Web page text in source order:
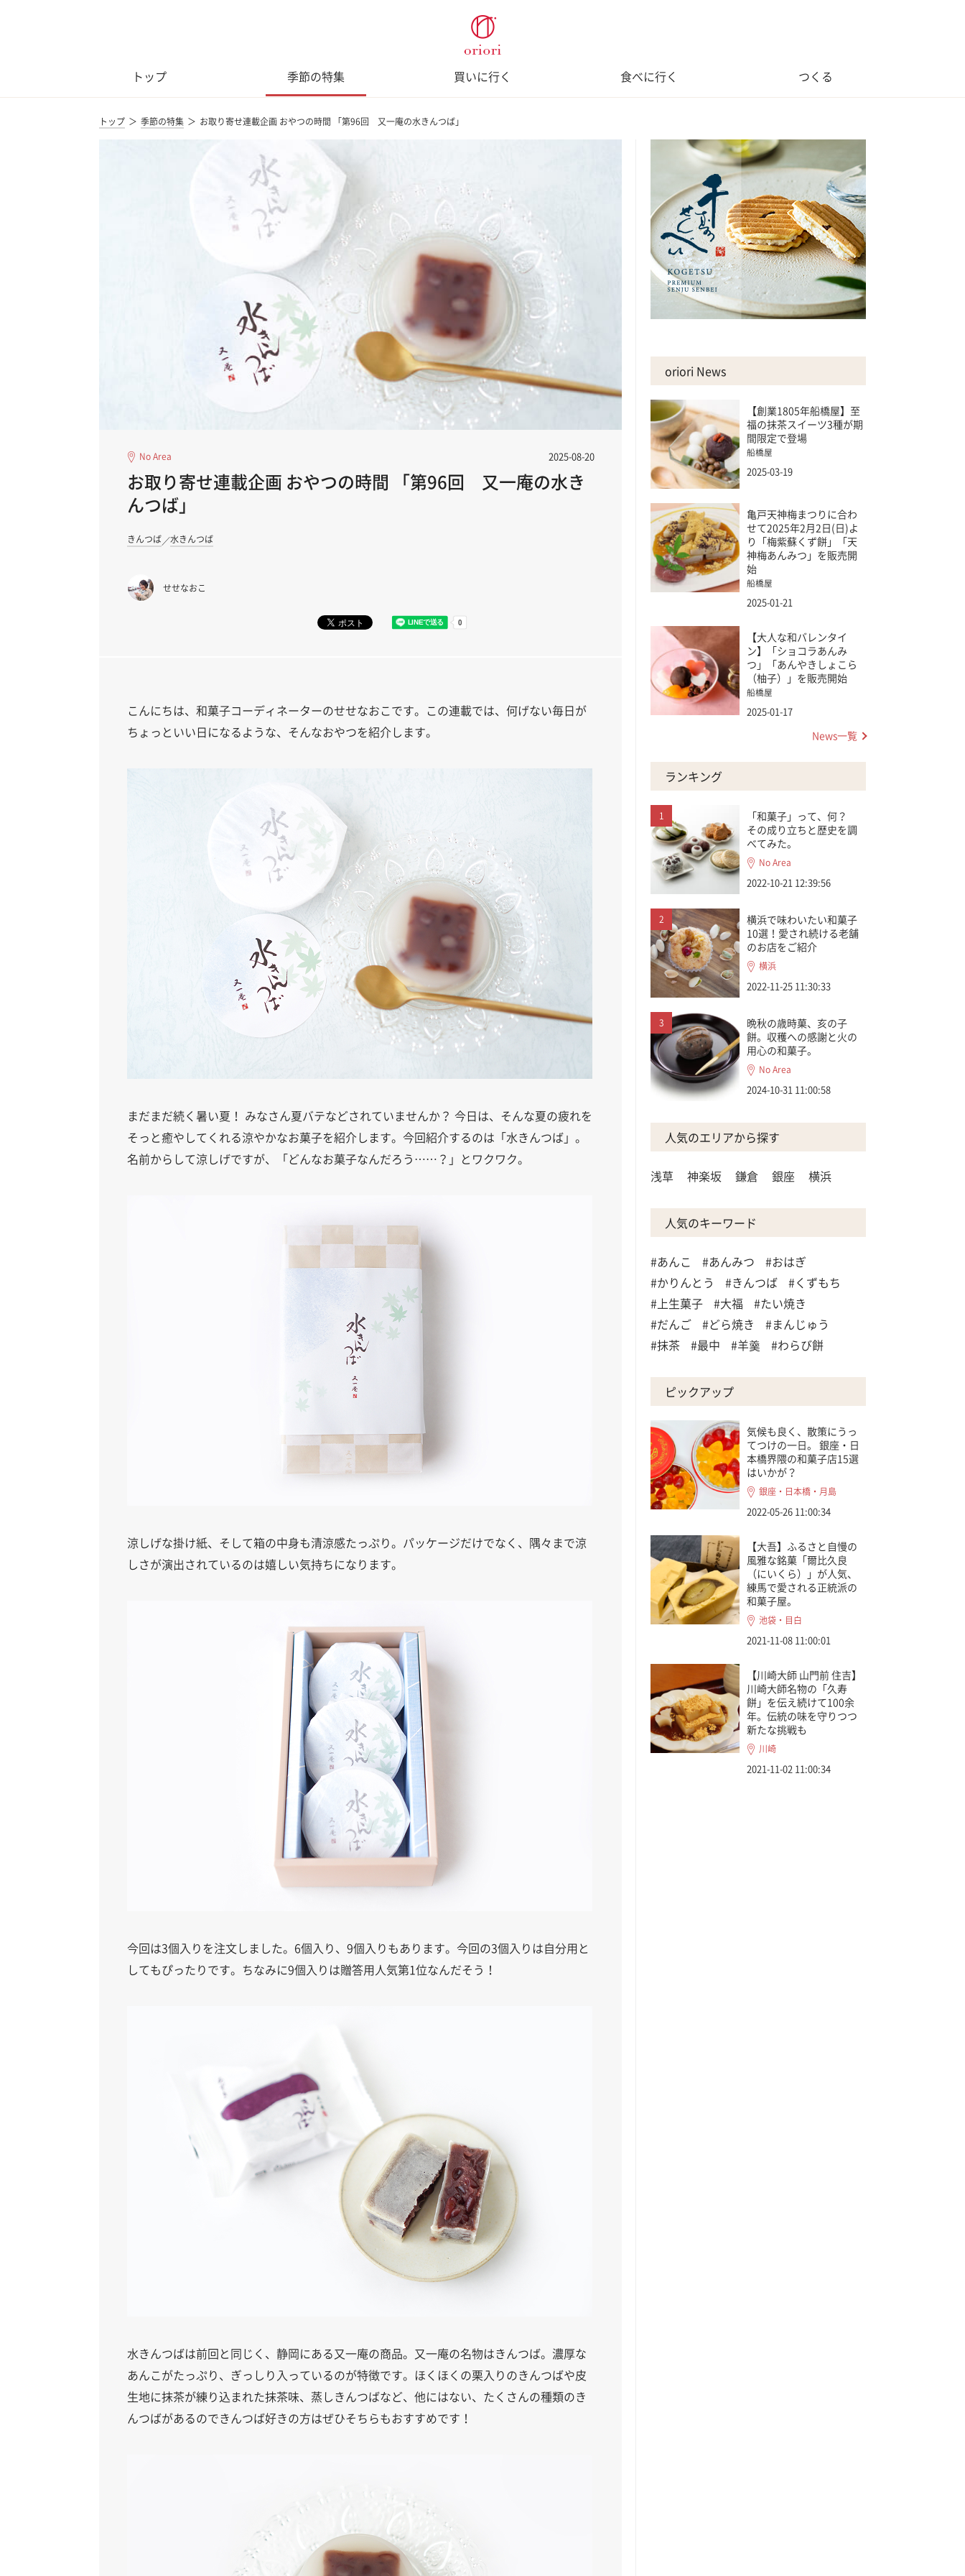
トップ 季節の特集 買いに行く 食べに行く つくる
トップ 季節の特集 お取り寄せ連載企画 おやつの時間 「第96回 又一庵の水きんつば」
No Area 2025-08-20
お取り寄せ連載企画 おやつの時間 「第96回 又一庵の水き
んつば」
きんつば 水きんつば
せせなおこ
こんにちは、和菓子コーディネーターのせせなおこです。この連載では、何げない毎日が
ちょっといい日になるような、そんなおやつを紹介します。
まだまだ続く暑い夏！ みなさん夏バテなどされていませんか？ 今日は、そんな夏の疲れを
そっと癒やしてくれる涼やかなお菓子を紹介します。今回紹介するのは「水きんつば」。
名前からして涼しげですが、「どんなお菓子なんだろう……？」とワクワク。
涼しげな掛け紙、そして箱の中身も清涼感たっぷり。パッケージだけでなく、隅々まで涼
しさが演出されているのは嬉しい気持ちになります。
今回は3個入りを注文しました。6個入り、9個入りもあります。今回の3個入りは自分用と
してもぴったりです。ちなみに9個入りは贈答用人気第1位なんだそう！
水きんつばは前回と同じく、静岡にある又一庵の商品。又一庵の名物はきんつば。濃厚な
あんこがたっぷり、ぎっしり入っているのが特徴です。ほくほくの栗入りのきんつばや皮
生地に抹茶が練り込まれた抹茶味、蒸しきんつばなど、他にはない、たくさんの種類のき
んつばがあるのできんつば好きの方はぜひそちらもおすすめです！
oriori News
【創業1805年船橋屋】至
福の抹茶スイーツ3種が期
間限定で登場
船橋屋
2025-03-19
亀戸天神梅まつりに合わ
せて2025年2月2日(日)よ
り「梅紫蘇くず餅」「天
神梅あんみつ」を販売開
始
船橋屋
2025-01-21
【大人な和バレンタイ
ン】「ショコラあんみ
つ」「あんやきしょこら
（柚子）」を販売開始
船橋屋
2025-01-17
News一覧
ランキング
「和菓子」って、何？
その成り立ちと歴史を調
べてみた。
No Area
2022-10-21 12:39:56
横浜で味わいたい和菓子
10選！愛され続ける老舗
のお店をご紹介
横浜
2022-11-25 11:30:33
晩秋の歳時菓、亥の子
餅。収穫への感謝と火の
用心の和菓子。
No Area
2024-10-31 11:00:58
人気のエリアから探す
浅草 神楽坂 鎌倉 銀座 横浜
人気のキーワード
#あんこ #あんみつ
#おはぎ
#かりんとう
#きんつば
#くずもち
#上生菓子
#大福
#たい焼き
#だんご
#どら焼き
#まんじゅう
#抹茶
#最中 #羊羹 #わらび餅
ピックアップ
気候も良く、散策にうっ
てつけの一日。 銀座・日
本橋界隈の和菓子店15選
はいかが？
銀座・日本橋・月島
2022-05-26 11:00:34
【大吾】ふるさと自慢の
風雅な銘菓「爾比久良
（にいくら）」が人気、
練馬で愛される正統派の
和菓子屋。
池袋・目白
2021-11-08 11:00:01
【川崎大師 山門前 住吉】
川崎大師名物の「久寿
餅」を伝え続けて100余
年。伝統の味を守りつつ
新たな挑戦も
川崎
2021-11-02 11:00:34